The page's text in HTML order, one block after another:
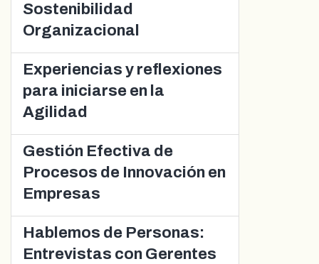
Sostenibilidad
Organizacional
Experiencias y reflexiones
para iniciarse en la
Agilidad
Gestión Efectiva de
Procesos de Innovación en
Empresas
Hablemos de Personas:
Entrevistas con Gerentes